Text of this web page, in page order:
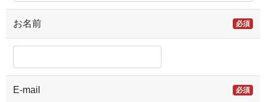
お名前 必須
E-mail 必須